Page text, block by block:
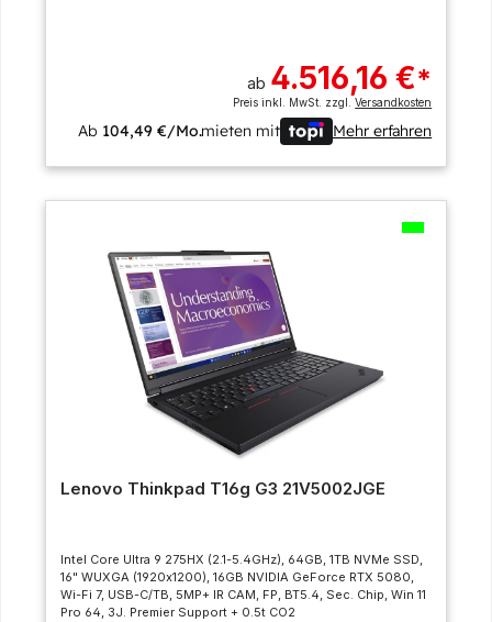
ab 4.516,16 €*
Preis inkl. MwSt. zzgl.Versandkosten
Ab 104,49 €/Mo.mieten mit Mehr erfahren
Lenovo Thinkpad T16g G3 21V5002JGE
Intel Core Ultra 9 275HX (2.1-5.4GHz), 64GB, 1TB NVMe SSD,
16" WUXGA (1920x1200), 16GB NVIDIA GeForce RTX 5080,
Wi-Fi 7, USB-C/TB, 5MP+ IR CAM, FP, BT5.4, Sec. Chip, Win 11
Pro 64, 3J. Premier Support + 0.5t CO2